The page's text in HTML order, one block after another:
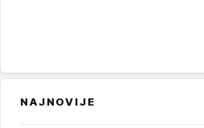
NAJNOVIJE